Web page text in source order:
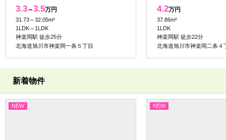
3.3～3.5万円
31.73～32.05m²
1LDK～1LDK
神楽岡駅 徒歩25分
北海道旭川市神楽岡一条５丁目
4.2万円
37.86m²
1LDK
神楽岡駅 徒歩22分
北海道旭川市神楽岡二条４
新着物件
NEW NEW